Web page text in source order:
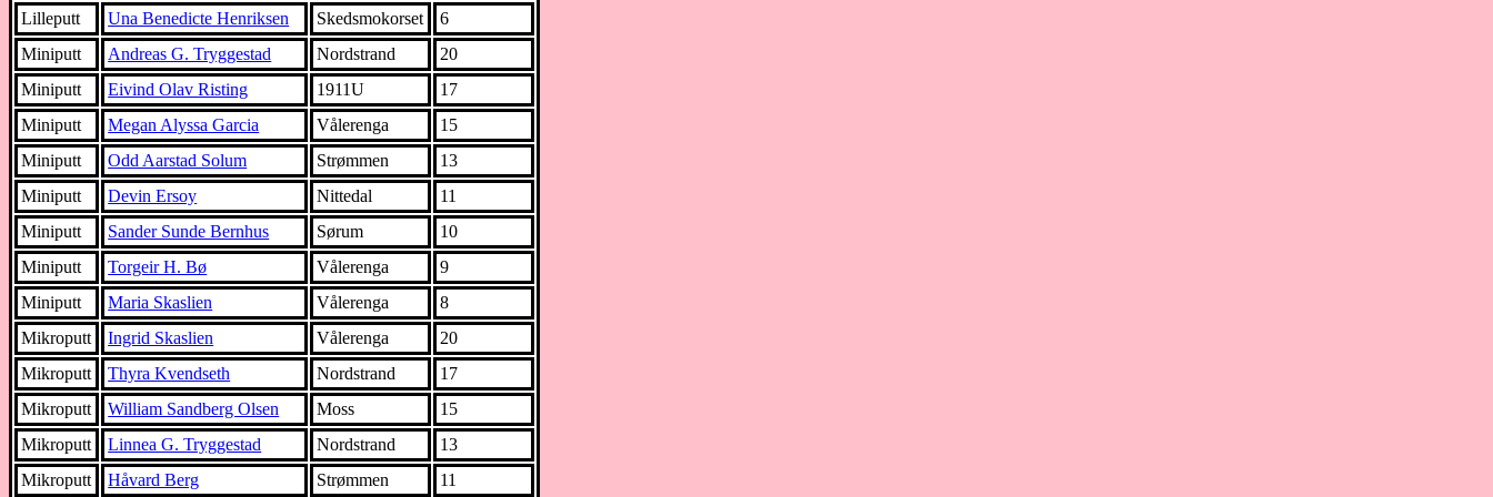
Lilleputt Una Benedicte Henriksen Skedsmokorset
6
Miniputt
Andreas G. Tryggestad Nordstrand
20
Miniputt
Eivind Olav Risting 1911U
17
Miniputt
Megan Alyssa Garcia Vålerenga
15
Miniputt
Odd Aarstad Solum Strømmen
13
Miniputt
Devin Ersoy Nittedal
11
Miniputt
Sander Sunde Bernhus Sørum
10
Miniputt
Torgeir H. Bø Vålerenga
9
Miniputt
Maria Skaslien Vålerenga
8
Mikroputt
Ingrid Skaslien Vålerenga
20
Mikroputt
Thyra Kvendseth Nordstrand
17
Mikroputt
William Sandberg Olsen Moss
15
Mikroputt
Linnea G. Tryggestad Nordstrand
13
Mikroputt
Håvard Berg Strømmen 11